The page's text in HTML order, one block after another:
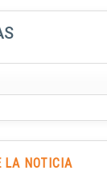
LA NOTICIA